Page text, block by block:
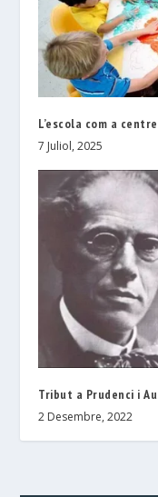
L’escola com a
7 Juliol, 2025
Tribut a Prudenci i
2 Desembre, 2022